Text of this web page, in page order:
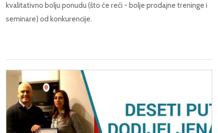
kvalitativno bolju ponudu (što će reći - bolje prodajne treninge i
seminare) od konkurencije.